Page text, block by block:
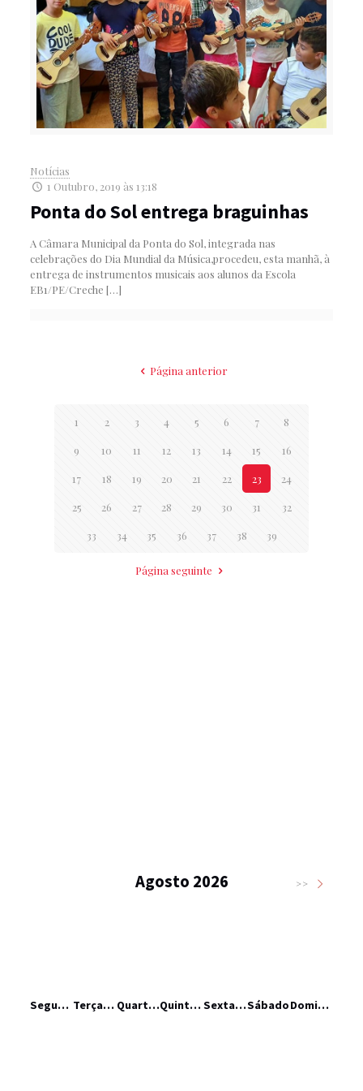
Notícias
1 Outubro, 2019 às 13:18
Ponta do Sol entrega braguinhas
A Câmara Municipal da Ponta do Sol, integrada nas
celebrações do Dia Mundial da Música,procedeu, esta manhã, à
entrega de instrumentos musicais aos alunos da Escola
EB1/PE/Creche […]
Página anterior
1 2 3 4 5 6 7 8
9 10 11 12 13 14 15 16
17 18 19 20 21 22 23 24
25 26 27 28 29 30 31 32
33 34 35 36 37 38 39
Página seguinte
Agosto 2026 >>
Segunda-feira Terça-feira Quarta-feira Quinta-feira Sexta-feiraSábado Domingo